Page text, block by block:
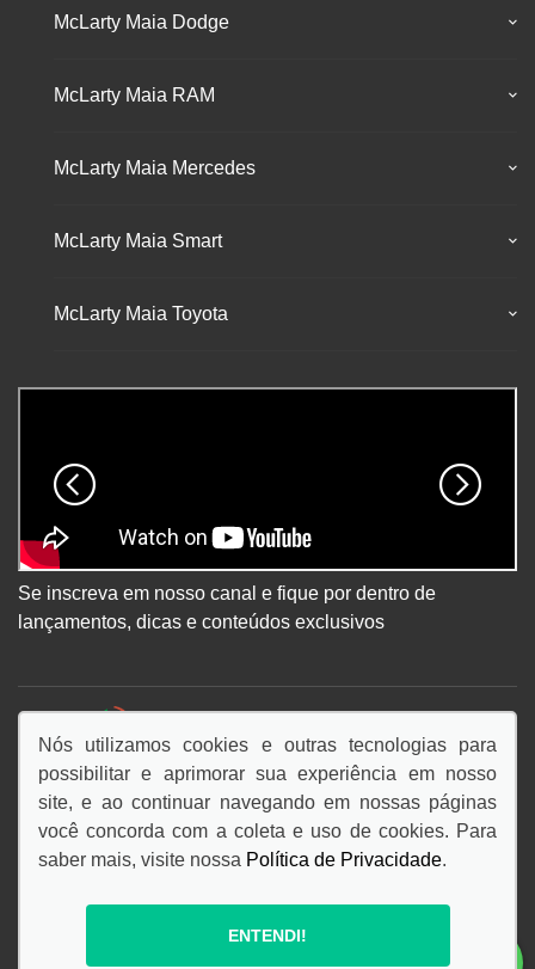
McLarty Maia Dodge
McLarty Maia RAM
McLarty Maia Mercedes
McLarty Maia Smart
McLarty Maia Toyota
Se inscreva em nosso canal e fique por dentro de
lançamentos, dicas e conteúdos exclusivos
DESACELERE. SEU BEM MAIOR É A VIDA.
Politica de privacidade
Nós utilizamos cookies e outras tecnologias para
possibilitar e aprimorar sua experiência em nosso
site, e ao continuar navegando em nossas páginas
você concorda com a coleta e uso de cookies. Para
saber mais, visite nossa Política de Privacidade.
ENTENDI!